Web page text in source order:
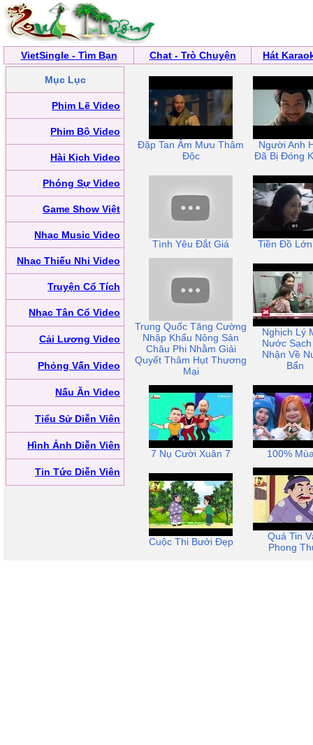
VietSingle - Tìm Bạn Chat - Trò Chuyện Hát
Mục Lục
Phim Lẽ Video
Phim Bộ Video
Hài Kịch Video
Phóng Sự Video
Game Show Việt
Nhạc Music Video
Nhạc Thiếu Nhi Video
Truyện Cổ Tích
Nhạc Tân Cổ Video
Cải Lương Video
Phỏng Vấn Video
Nấu Ăn Video
Tiểu Sử Diễn Viên
Hình Ảnh Diễn Viên
Tin Tức Diễn Viên
Đập Tan Âm Mưu Thâm
Độc
Người Anh
Đã Bị Đóng
Tình Yêu Đắt Giá Tiền Đồ
Trung Quốc Tăng Cường
Nhập Khẩu Nông Sản
Châu Phi Nhằm Giải
Quyết Thâm Hụt Thương
Mại
Nghịch Lý
Nước
Nhận Về
Bẩn
7 Nụ Cười Xuân 7 100%
Cuộc Thi Bưởi Đẹp
Quá Tin
Phong